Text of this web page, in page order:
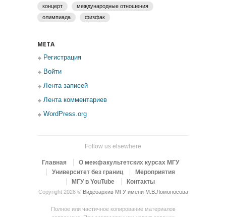
концерт
международные отношения
олимпиада
физфак
МЕТА
Регистрация
Войти
Лента записей
Лента комментариев
WordPress.org
Follow us elsewhere
Главная
О межфакультетских курсах МГУ
Университет без границ
Мероприятия
МГУ в YouTube
Контакты
Copyright 2026 © Видеоархив МГУ имени М.В.Ломоносова
Полное или частичное копирование материалов